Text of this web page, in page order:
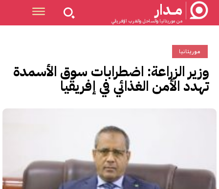
مــدار
من موريتانيا والساحل والغرب الإفريقي
موريتانيا
وزير الزراعة: اضطرابات سوق الأسمدة
تهدد الأمن الغذائي في إفريقيا